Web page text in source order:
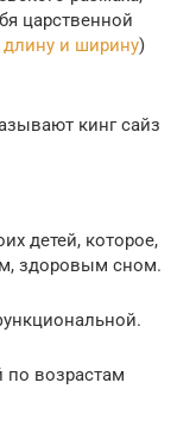
царственной
и ширину)
кинг сайз
детей, которое,
здоровым сном.
по возрастам